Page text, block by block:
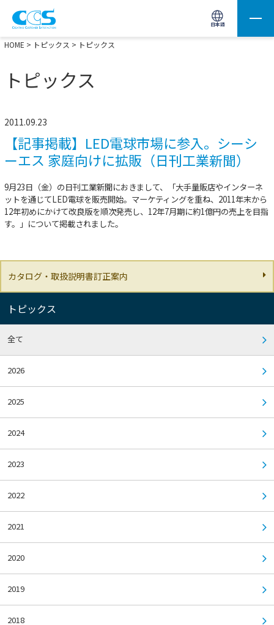
日本語
画像処理用の製品検索 サイト内検索(Enterで実行)
HOME > トピックス > トピックス
トピックス
2011.09.23
【記事掲載】LED電球市場に参入。シーシ
ーエス 家庭向けに拡販（日刊工業新聞）
9月23日（金）の日刊工業新聞におきまして、「大手量販店やインターネ
ットを通じてLED電球を販売開始。マーケティングを重ね、2011年末から
12年初めにかけて改良版を順次発売し、12年7月期に約1億円の売上を目指
す。」について掲載されました。
カタログ・取扱説明書訂正案内
トピックス
全て
2026
2025
2024
2023
2022
2021
2020
2019
2018